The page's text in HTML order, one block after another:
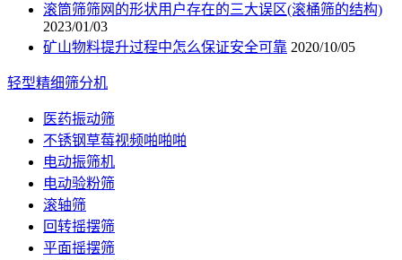
滚筒筛筛网的形状用户存在的三大误区(滚桶筛的结构)
2023/01/03
矿山物料提升过程中怎么保证安全可靠 2020/10/05
轻型精细筛分机
医药振动筛
不锈钢草莓视频啪啪啪
电动振筛机
电动验粉筛
滚轴筛
回转摇摆筛
平面摇摆筛